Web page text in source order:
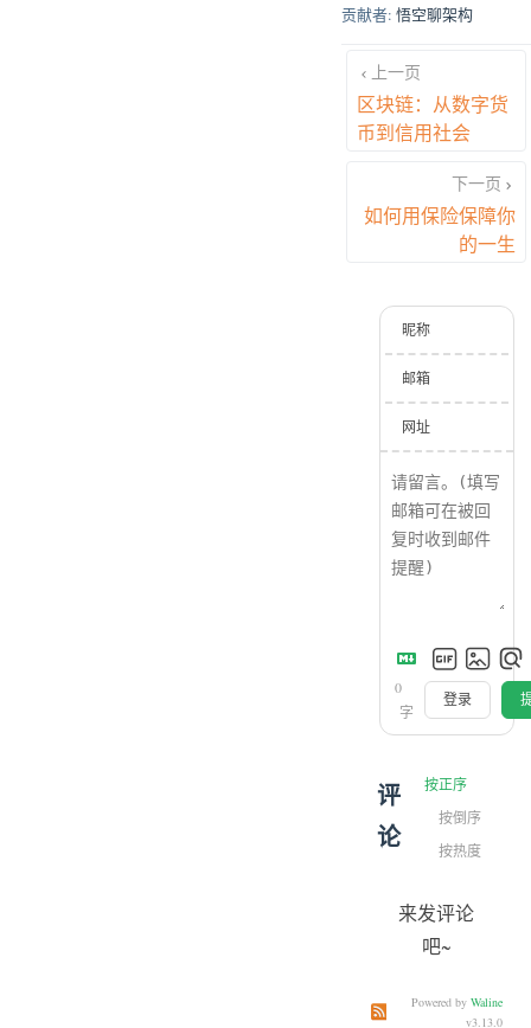
贡献者: 悟空聊架构
上一页
区块链：从数字货
币到信用社会
下一页
如何用保险保障你
的一生
昵称
邮箱
网址
0
字
登录
评
论
按正序
按倒序
按热度
来发评论
吧~
订阅本文评论 订阅本站
Powered by Waline
v3.13.0